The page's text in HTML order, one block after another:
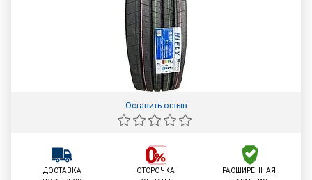
Оставить отзыв
ДОСТАВКА
ОТСРОЧКА
РАСШИРЕННАЯ